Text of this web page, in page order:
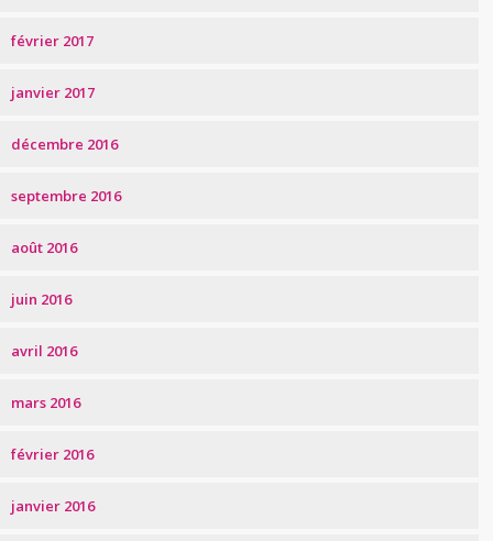
février 2017
janvier 2017
décembre 2016
septembre 2016
août 2016
juin 2016
avril 2016
mars 2016
février 2016
janvier 2016